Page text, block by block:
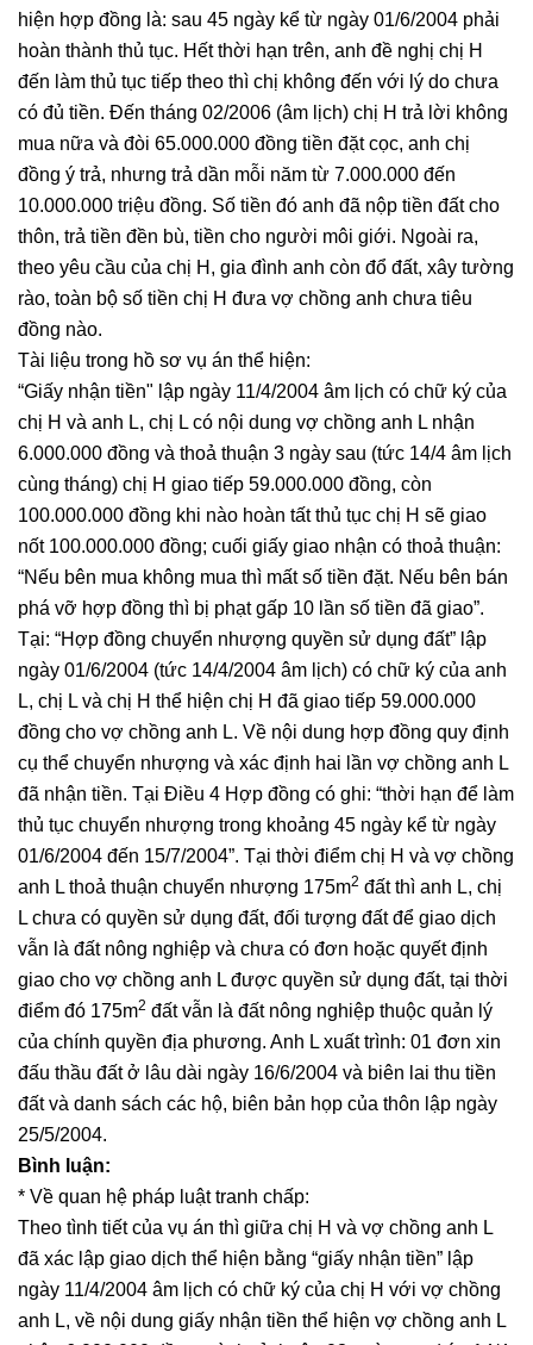
hiện hợp đồng là: sau 45 ngày kể từ ngày 01/6/2004 phải
hoàn thành thủ tục. Hết thời hạn trên, anh đề nghị chị H
đến làm thủ tục tiếp theo thì chị không đến với lý do chưa
có đủ tiền. Đến tháng 02/2006 (âm lịch) chị H trả lời không
mua nữa và đòi 65.000.000 đồng tiền đặt cọc, anh chị
đồng ý trả, nhưng trả dần mỗi năm từ 7.000.000 đến
10.000.000 triệu đồng. Số tiền đó anh đã nộp tiền đất cho
thôn, trả tiền đền bù, tiền cho người môi giới. Ngoài ra,
theo yêu cầu của chị H, gia đình anh còn đổ đất, xây tường
rào, toàn bộ số tiền chị H đưa vợ chồng anh chưa tiêu
đồng nào.
Tài liệu trong hồ sơ vụ án thể hiện:
“Giấy nhận tiền" lập ngày 11/4/2004 âm lịch có chữ ký của
chị H và anh L, chị L có nội dung vợ chồng anh L nhận
6.000.000 đồng và thoả thuận 3 ngày sau (tức 14/4 âm lịch
cùng tháng) chị H giao tiếp 59.000.000 đồng, còn
100.000.000 đồng khi nào hoàn tất thủ tục chị H sẽ giao
nốt 100.000.000 đồng; cuối giấy giao nhận có thoả thuận:
“Nếu bên mua không mua thì mất số tiền đặt. Nếu bên bán
phá vỡ hợp đồng thì bị phạt gấp 10 lần số tiền đã giao”.
Tại: “Hợp đồng chuyển nhượng quyền sử dụng đất” lập
ngày 01/6/2004 (tức 14/4/2004 âm lịch) có chữ ký của anh
L, chị L và chị H thể hiện chị H đã giao tiếp 59.000.000
đồng cho vợ chồng anh L. Về nội dung hợp đồng quy định
cụ thể chuyển nhượng và xác định hai lần vợ chồng anh L
đã nhận tiền. Tại Điều 4 Hợp đồng có ghi: “thời hạn để làm
thủ tục chuyển nhượng trong khoảng 45 ngày kể từ ngày
01/6/2004 đến 15/7/2004”. Tại thời điểm chị H và vợ chồng
anh L thoả thuận chuyển nhượng 175m2 đất thì anh L, chị
L chưa có quyền sử dụng đất, đối tượng đất để giao dịch
vẫn là đất nông nghiệp và chưa có đơn hoặc quyết định
giao cho vợ chồng anh L được quyền sử dụng đất, tại thời
điểm đó 175m2 đất vẫn là đất nông nghiệp thuộc quản lý
của chính quyền địa phương. Anh L xuất trình: 01 đơn xin
đấu thầu đất ở lâu dài ngày 16/6/2004 và biên lai thu tiền
đất và danh sách các hộ, biên bản họp của thôn lập ngày
25/5/2004.
Bình luận:
* Về quan hệ pháp luật tranh chấp:
Theo tình tiết của vụ án thì giữa chị H và vợ chồng anh L
đã xác lập giao dịch thể hiện bằng “giấy nhận tiền” lập
ngày 11/4/2004 âm lịch có chữ ký của chị H với vợ chồng
anh L, về nội dung giấy nhận tiền thể hiện vợ chồng anh L